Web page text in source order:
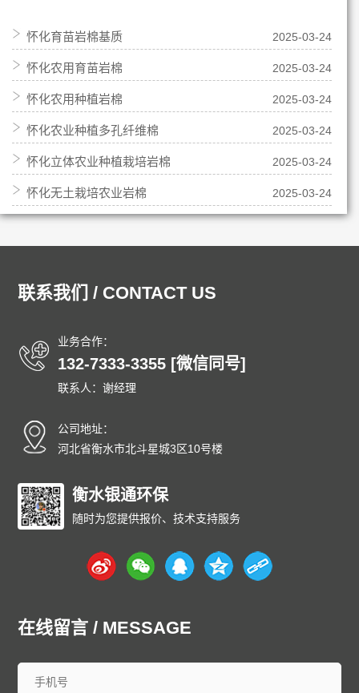
怀化育苗岩棉基质 2025-03-24
怀化农用育苗岩棉 2025-03-24
怀化农用种植岩棉 2025-03-24
怀化农业种植多孔纤维棉 2025-03-24
怀化立体农业种植栽培岩棉 2025-03-24
怀化无土栽培农业岩棉 2025-03-24
联系我们 / CONTACT US
业务合作：
132-7333-3355 [微信同号]
联系人：谢经理
公司地址：
河北省衡水市北斗星城3区10号楼
衡水银通环保
随时为您提供报价、技术支持服务
在线留言 / MESSAGE